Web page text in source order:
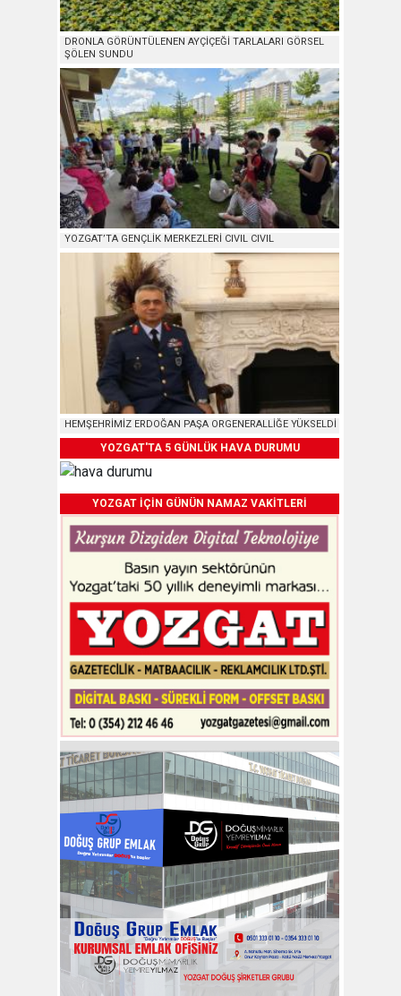
DRONLA GÖRÜNTÜLENEN AYÇİÇEĞİ TARLALARI GÖRSEL
ŞÖLEN SUNDU
YOZGAT’TA GENÇLİK MERKEZLERİ CIVIL CIVIL
HEMŞEHRİMİZ ERDOĞAN PAŞA ORGENERALLİĞE YÜKSELDİ
YOZGAT'TA 5 GÜNLÜK HAVA DURUMU
YOZGAT İÇİN GÜNÜN NAMAZ VAKİTLERİ